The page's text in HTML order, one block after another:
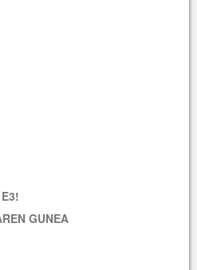
GUNEA